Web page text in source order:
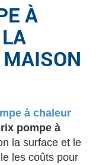
À
MAISON
à chaleur
pompe à
la surface et le
les coûts pour